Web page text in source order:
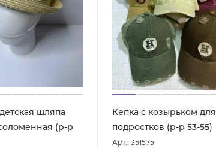
шляпа
(р-р
Кепка с козырьком для
подростков (р-р 53-55)
Арт.: 351575